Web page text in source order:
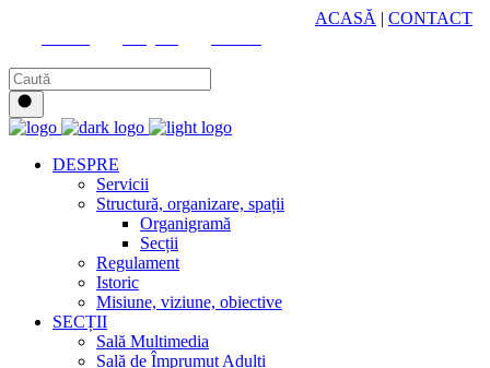
ACASĂ | CONTACT
DESPRE
Servicii
Structură, organizare, spații
Organigramă
Secții
Regulament
Istoric
Misiune, viziune, obiective
SECȚII
Sală Multimedia
Sală de Împrumut Adulți